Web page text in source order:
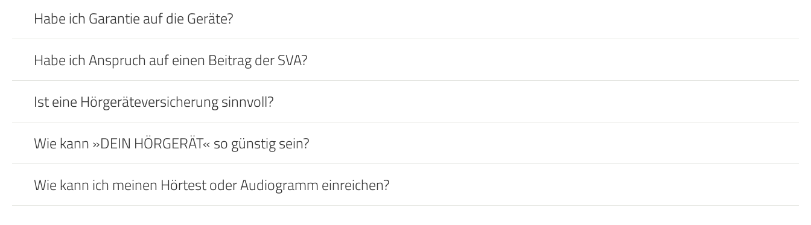
Habe ich Garantie auf die Geräte?
Habe ich Anspruch auf einen Beitrag der SVA?
Ist eine Hörgeräteversicherung sinnvoll?
Wie kann »DEIN HÖRGERÄT« so günstig sein?
Wie kann ich meinen Hörtest oder Audiogramm einreichen?